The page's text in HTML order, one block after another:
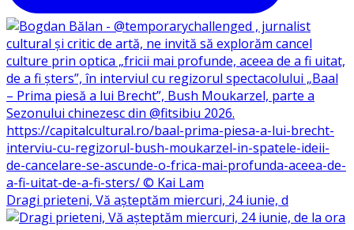
Dragi prieteni, Vă așteptăm miercuri, 24 iunie, d